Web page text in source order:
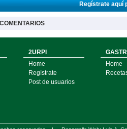
Regístrate aquí
COMENTARIOS
2URPI
Home
Regístrate
Post de usuarios
Home